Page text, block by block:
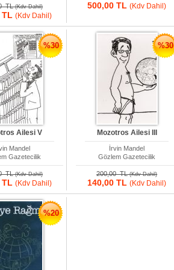
TL(Kdv Dahil)
TL(Kdv Dahil)
500,00 TL(Kdv Dahil)
%30
Ailesi V
Mandel
Gazetecilik
TL(Kdv Dahil)
TL(Kdv Dahil)
%30
Mozotros Ailesi III
İrvin Mandel
Gözlem Gazetecilik
200,00 TL(Kdv Dahil)
140,00 TL(Kdv Dahil)
%20